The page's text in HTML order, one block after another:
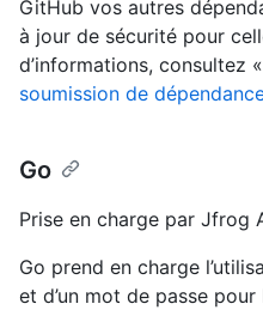
GitHub vos autres
à jour de sécurité pour
d’informations, consultez «
soumission de
Go
Prise en charge par Jfrog
Go prend en charge
et d’un mot de passe